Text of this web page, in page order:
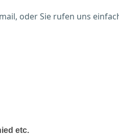
oder Sie rufen uns
etc.